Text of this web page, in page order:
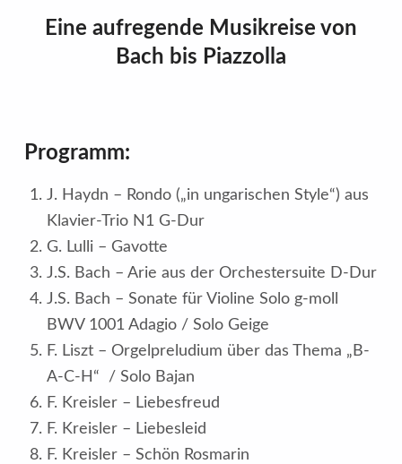
Eine aufregende Musikreise von
Bach bis Piazzolla
Programm:
J. Haydn – Rondo („in ungarischen Style“) aus
Klavier-Trio N1 G-Dur
G. Lulli – Gavotte
J.S. Bach – Arie aus der Orchestersuite D-Dur
J.S. Bach – Sonate für Violine Solo g-moll
BWV 1001 Adagio / Solo Geige
F. Liszt – Orgelpreludium über das Thema „B-
A-C-H“ / Solo Bajan
F. Kreisler – Liebesfreud
F. Kreisler – Liebesleid
F. Kreisler – Schön Rosmarin